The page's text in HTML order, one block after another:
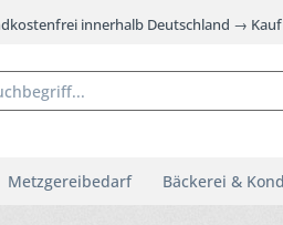
innerhalb Deutschland →
Metzgereibedarf Bäckerei &